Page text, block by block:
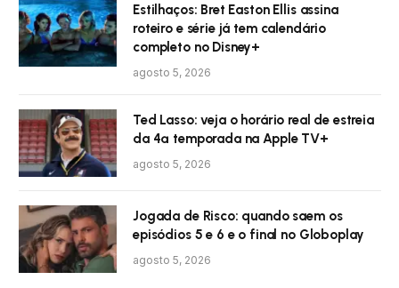
Estilhaços: Bret Easton Ellis assina
roteiro e série já tem calendário
completo no Disney+
agosto 5, 2026
Ted Lasso: veja o horário real de estreia
da 4ª temporada na Apple TV+
agosto 5, 2026
Jogada de Risco: quando saem os
episódios 5 e 6 e o final no Globoplay
agosto 5, 2026